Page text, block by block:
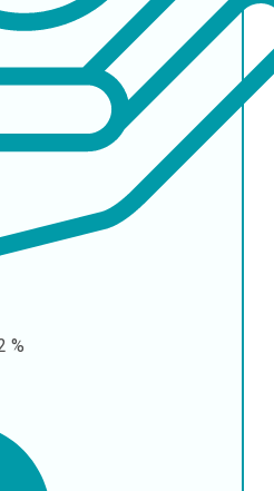
%